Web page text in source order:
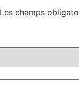
Les champs